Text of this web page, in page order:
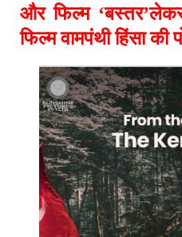
और फिल्म
फिल्म वामपंथी हिंसा की